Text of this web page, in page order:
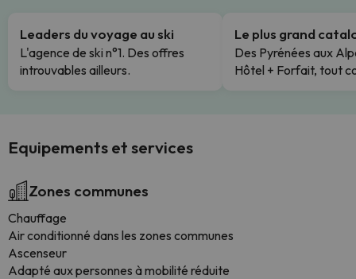
Leaders du voyage au ski
L'agence de ski n°1. Des offres
introuvables ailleurs.
Le plus grand
Des Pyrénées aux
Hôtel + Forfait, tout
Equipements et services
Zones communes
Chauffage
Air conditionné dans les zones communes
Ascenseur
Adapté aux personnes à mobilité réduite